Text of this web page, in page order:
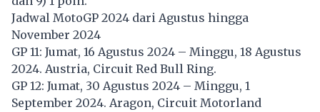
Jadwal MotoGP 2024 dari Agustus hingga
November 2024
GP 11: Jumat, 16 Agustus 2024 – Minggu, 18 Agustus
2024. Austria, Circuit Red Bull Ring.
GP 12: Jumat, 30 Agustus 2024 – Minggu, 1
September 2024. Aragon, Circuit Motorland